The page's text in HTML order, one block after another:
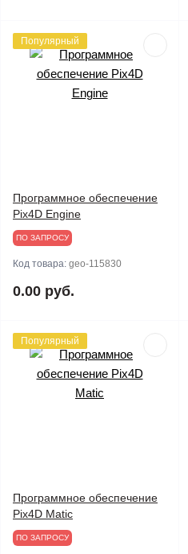
Популярный
Программное обеспечение
Pix4D Engine
ПО ЗАПРОСУ
Код товара: geo-115830
0.00 руб.
Популярный
Программное обеспечение
Pix4D Matic
ПО ЗАПРОСУ